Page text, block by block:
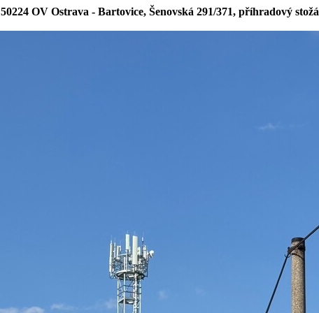
50224 OV Ostrava - Bartovice, Šenovská 291/371, příhradový